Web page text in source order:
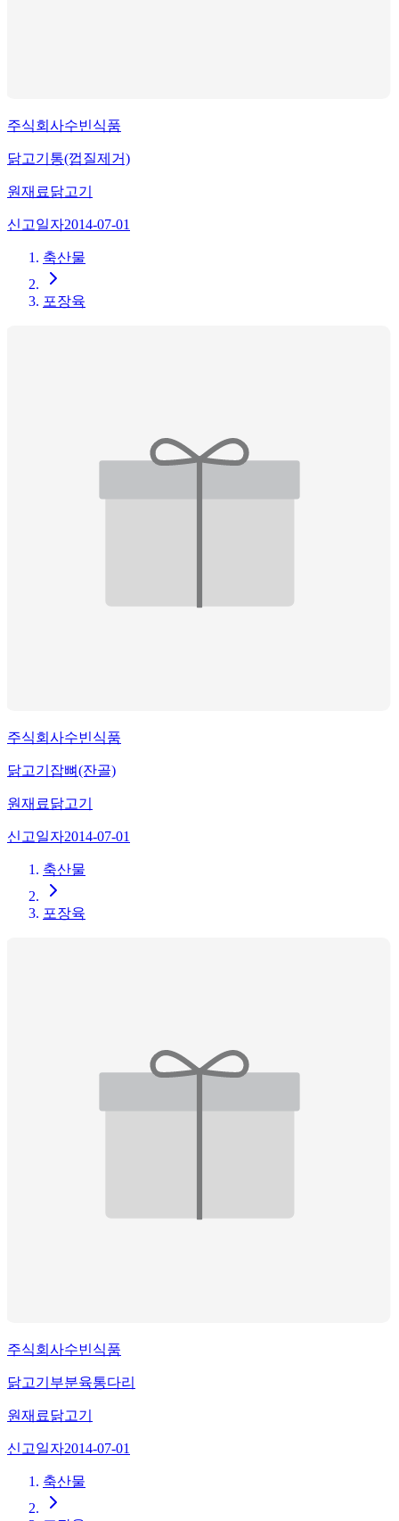
주식회사수빈식품
닭고기통(껍질제거)
원재료닭고기
신고일자2014-07-01
축산물
포장육
주식회사수빈식품
닭고기잡뼈(잔골)
원재료닭고기
신고일자2014-07-01
축산물
포장육
주식회사수빈식품
닭고기부분육통다리
원재료닭고기
신고일자2014-07-01
축산물